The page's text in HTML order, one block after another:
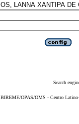
Search
BIREME/OPAS/OMS - Centro Latino-